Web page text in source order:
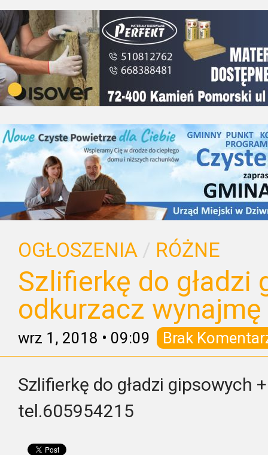
OGŁOSZENIA / RÓŻNE
Szlifierkę do gładzi
odkurzacz wynajmę
wrz 1, 2018 • 09:09 Brak
Szlifierkę do gładzi gipsowych
tel.605954215